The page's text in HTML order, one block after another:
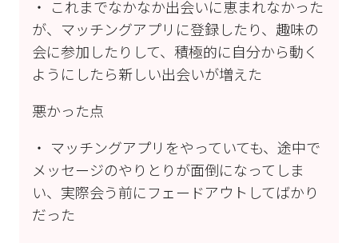
・ これまでなかなか出会いに恵まれなかった
が、マッチングアプリに登録したり、趣味の
会に参加したりして、積極的に自分から動く
ようにしたら新しい出会いが増えた
悪かった点
・ マッチングアプリをやっていても、途中で
メッセージのやりとりが面倒になってしま
い、実際会う前にフェードアウトしてばかり
だった